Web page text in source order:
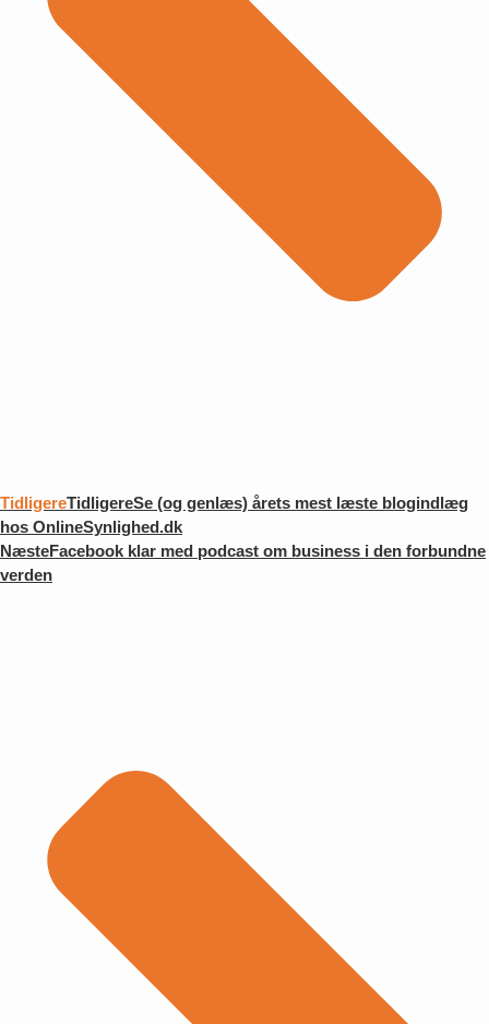
TidligereTidligereSe (og genlæs) årets mest læste blogindlæg
hos OnlineSynlighed.dk
NæsteFacebook klar med podcast om business i den forbundne
verden